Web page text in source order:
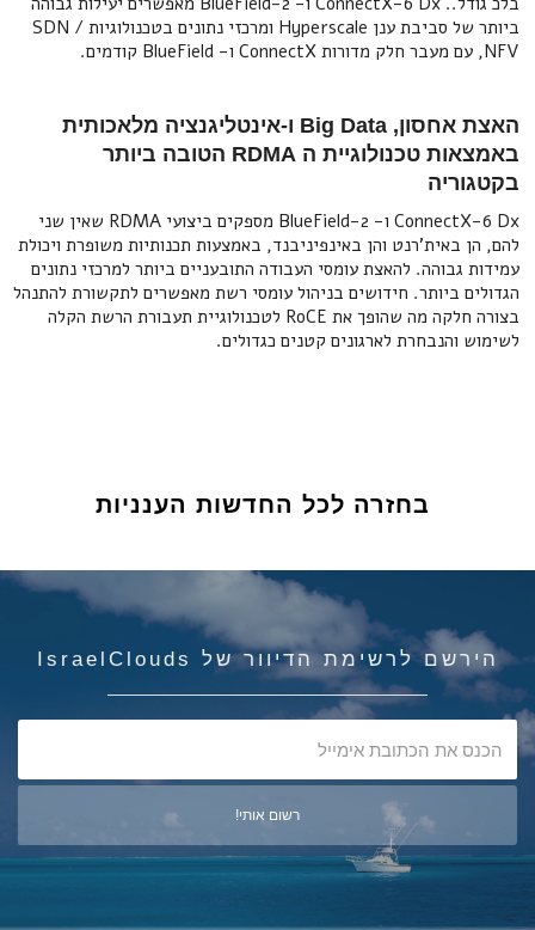
ביותר של סביבת ענן Hyperscale ומרכזי נתונים בטכנולוגיות SDN /
NFV, עם מעבר חלק מדורות ConnectX ו- BlueField קודמים.
האצת אחסון, Big Data ו-אינטליגנציה מלאכותית
באמצאות טכנולוגיית ה RDMA הטובה ביותר
בקטגוריה
ConnectX-6 Dx ו- BlueField-2 מספקים ביצועי RDMA שאין שני
להם, הן באית'רנט והן באינפיניבנד, באמצעות תכנותיות משופרת ויכולת
עמידות גבוהה. להאצת עומסי העבודה התובעניים ביותר למרכזי נתונים
הגדולים ביותר. חידושים בניהול עומסי רשת מאפשרים לתקשורת להתנהל
בצורה חלקה מה שהופך את RoCE לטכנולוגיית תעבורת הרשת הקלה
לשימוש והנבחרת לארגונים קטנים כגדולים.
בחזרה לכל החדשות הענניות
הירשם לרשימת הדיוור של IsraelClouds